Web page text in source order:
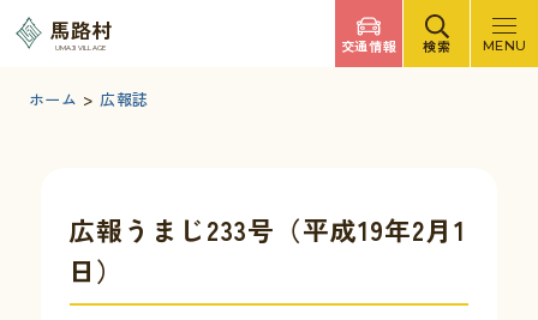
馬路村
UMAJI VILLAGE 交通情報 検索 MENU
ホーム > 広報誌
広報うまじ233号（平成19年2月1
日）
文字サイズ